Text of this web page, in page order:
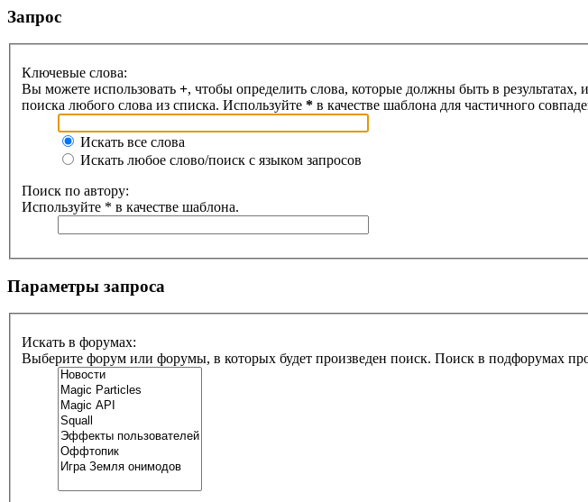
Запрос
Ключевые слова:
Вы можете использовать +, чтобы определить слова, которые должны быть в результатах, и
поиска любого слова из списка. Используйте * в качестве шаблона для частичного
Искать все слова
Искать любое слово/поиск с языком запросов
Поиск по автору:
Используйте * в качестве шаблона.
Параметры запроса
Искать в форумах:
Выберите форум или форумы, в которых будет произведен поиск. Поиск в подфорумах